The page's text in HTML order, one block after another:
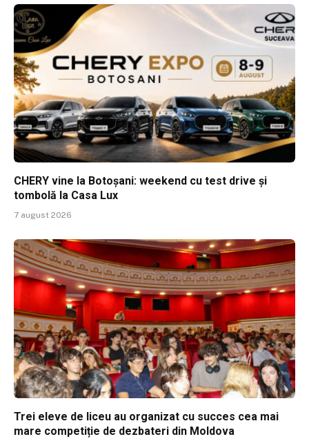
CHERY vine la Botoșani: weekend cu test drive și
tombolă la Casa Lux
7 august 2026
Trei eleve de liceu au organizat cu succes cea mai
mare competiție de dezbateri din Moldova